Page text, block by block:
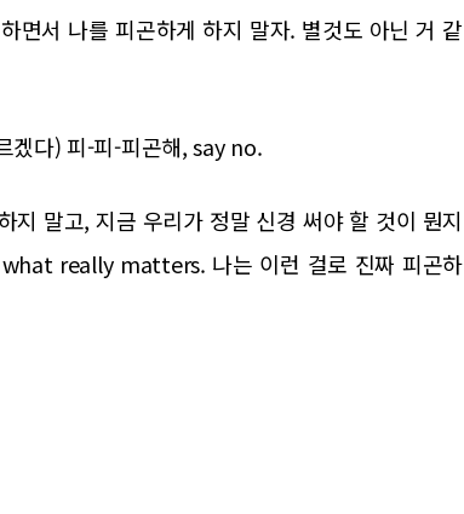
면서 나를 피곤하게 하지 말자. 별것도 아닌 거 같
다) 피-피-피곤해, say no.
말고, 지금 우리가 정말 신경 써야 할 것이 뭔지
really matters. 나는 이런 걸로 진짜 피곤하